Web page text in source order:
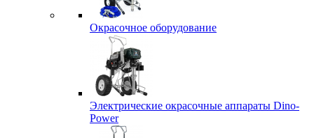
Окрасочное оборудование
Электрические окрасочные аппараты Dino-
Power